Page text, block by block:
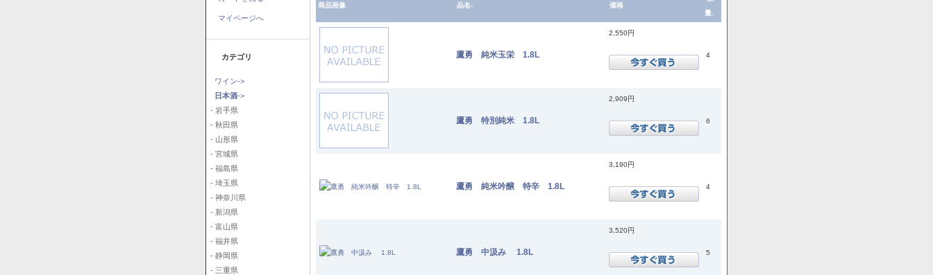
マイページへ
カテゴリ
ワイン->
日本酒->
- 岩手県
- 秋田県
- 山形県
- 宮城県
- 福島県
- 埼玉県
- 神奈川県
- 新潟県
- 富山県
- 福井県
- 静岡県
- 三重県
商品画像 品名- 価格
量.
鷹勇 純米玉栄 1.8L
2,550円
4
鷹勇 特別純米 1.8L
2,909円
6
鷹勇 純米吟醸 特辛 1.8L
3,190円
4
鷹勇 中汲み 1.8L
3,520円
5